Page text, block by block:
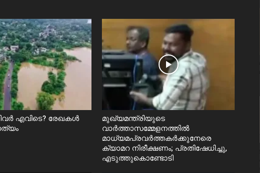
എവിടെ? രേഖകൾ
മുഖ്യമന്ത്രിയുടെ
വാർത്താസമ്മേളനത്തിൽ
മാധ്യമപ്രവർത്തകർക്കുനേരെ
ക്യാമറ നിരീക്ഷണം; പ്രതിഷേധിച്ചു,
എടുത്തുകൊണ്ടോടി